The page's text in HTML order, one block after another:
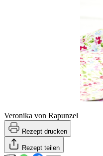
Veronika von Rapunzel
Rezept drucken
Rezept teilen